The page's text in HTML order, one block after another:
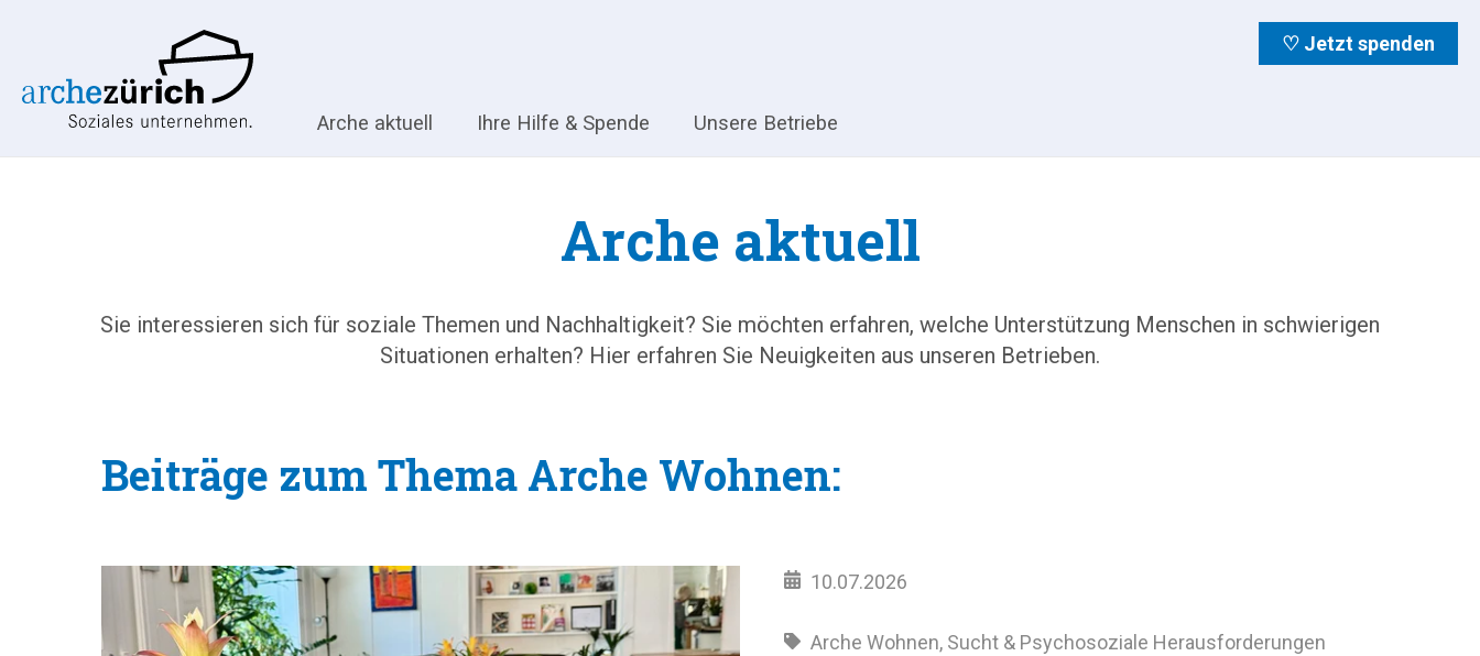
♡ Jetzt spenden
Arche aktuell Ihre Hilfe & Spende Unsere Betriebe
Arche aktuell
Sie interessieren sich für soziale Themen und Nachhaltigkeit? Sie möchten erfahren, welche Unterstützung Menschen in schwierigen
Situationen erhalten? Hier erfahren Sie Neuigkeiten aus unseren Betrieben.
Beiträge zum Thema Arche Wohnen:
10.07.2026
Arche Wohnen, Sucht & Psychosoziale Herausforderungen